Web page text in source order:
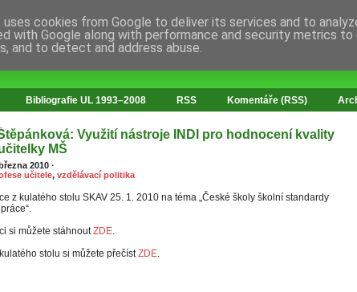
Bibliografie UL 1993–2008 RSS Komentáře (RSS)
Využití nástroje INDI pro hodnocení kvality
MŠ
2010 ·
učitele, vzdělávací politika
z kulatého stolu SKAV 25. 1. 2010 na téma „České školy školní standardy
si můžete stáhnoutZDE.
stolu si můžete přečístZDE.
uses cookies from Google to deliver its services and to
with Google along with performance and security metrics
and to detect and address abuse.